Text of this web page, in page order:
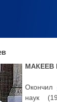
МАКЕЕВ
Окончил
наук